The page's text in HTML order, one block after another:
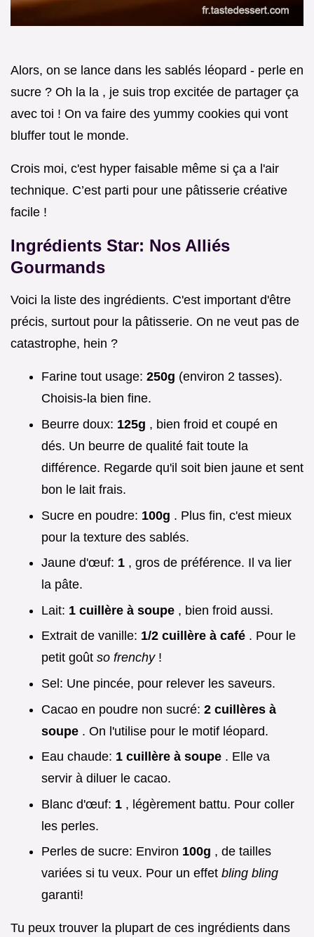
Alors, on se lance dans les sablés léopard - perle en
sucre ? Oh la la , je suis trop excitée de partager ça
avec toi ! On va faire des yummy cookies qui vont
bluffer tout le monde.
Crois moi, c'est hyper faisable même si ça a l'air
technique. C’est parti pour une pâtisserie créative
facile !
Ingrédients Star: Nos Alliés
Gourmands
Voici la liste des ingrédients. C'est important d'être
précis, surtout pour la pâtisserie. On ne veut pas de
catastrophe, hein ?
Farine tout usage: 250g (environ 2 tasses).
Choisis-la bien fine.
Beurre doux: 125g , bien froid et coupé en
dés. Un beurre de qualité fait toute la
différence. Regarde qu'il soit bien jaune et sent
bon le lait frais.
Sucre en poudre: 100g . Plus fin, c'est mieux
pour la texture des sablés.
Jaune d'œuf: 1 , gros de préférence. Il va lier
la pâte.
Lait: 1 cuillère à soupe , bien froid aussi.
Extrait de vanille: 1/2 cuillère à café . Pour le
petit goût so frenchy !
Sel: Une pincée, pour relever les saveurs.
Cacao en poudre non sucré: 2 cuillères à
soupe . On l'utilise pour le motif léopard.
Eau chaude: 1 cuillère à soupe . Elle va
servir à diluer le cacao.
Blanc d'œuf: 1 , légèrement battu. Pour coller
les perles.
Perles de sucre: Environ 100g , de tailles
variées si tu veux. Pour un effet bling bling
garanti!
Tu peux trouver la plupart de ces ingrédients dans